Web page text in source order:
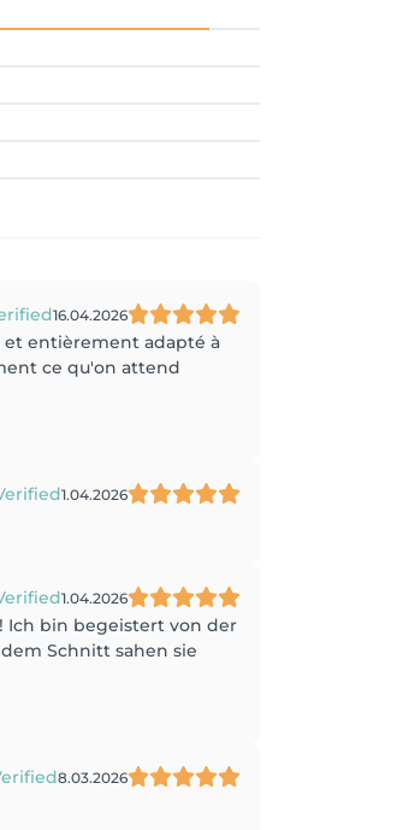
16.04.2026
et entièrement adapté à
ce qu'on attend
1.04.2026
1.04.2026
Ich bin begeistert von der
Schnitt sahen sie
8.03.2026